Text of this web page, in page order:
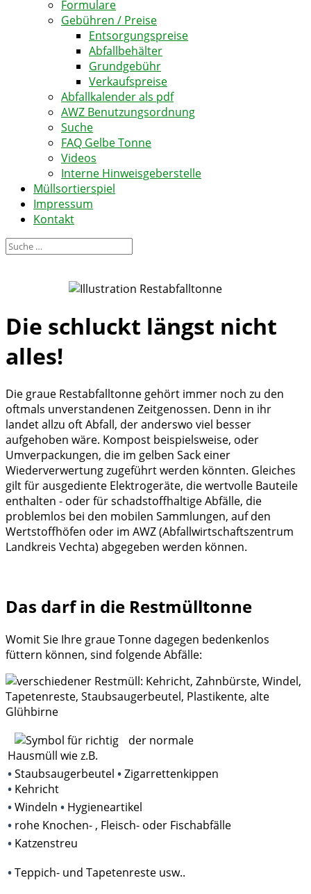
Formulare
Gebühren / Preise
Entsorgungspreise
Abfallbehälter
Grundgebühr
Verkaufspreise
Abfallkalender als pdf
AWZ Benutzungsordnung
Suche
FAQ Gelbe Tonne
Videos
Interne Hinweisgeberstelle
Müllsortierspiel
Impressum
Kontakt
Die schluckt längst nicht
alles!
Die graue Restabfalltonne gehört immer noch zu den
oftmals unverstandenen Zeitgenossen. Denn in ihr
landet allzu oft Abfall, der anderswo viel besser
aufgehoben wäre. Kompost beispielsweise, oder
Umverpackungen, die im gelben Sack einer
Wiederverwertung zugeführt werden könnten. Gleiches
gilt für ausgediente Elektrogeräte, die wertvolle Bauteile
enthalten - oder für schadstoffhaltige Abfälle, die
problemlos bei den mobilen Sammlungen, auf den
Wertstoffhöfen oder im AWZ (Abfallwirtschaftszentrum
Landkreis Vechta) abgegeben werden können.
Das darf in die Restmülltonne
Womit Sie Ihre graue Tonne dagegen bedenkenlos
füttern können, sind folgende Abfälle:
der normale
Hausmüll wie z.B.
•Staubsaugerbeutel •Zigarrettenkippen
• Kehricht
•Windeln • Hygieneartikel
• rohe Knochen- , Fleisch- oder Fischabfälle
• Katzenstreu
•Teppich- und Tapetenreste usw..